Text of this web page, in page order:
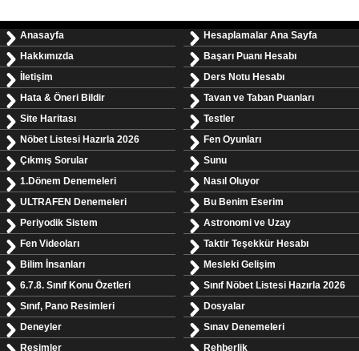
Anasayfa
Hakkımızda
İletişim
Hata & Öneri Bildir
Site Haritası
Nöbet Listesi Hazırla 2026
Çıkmış Sorular
1.Dönem Denemeleri
ULTRAFEN Denemeleri
Periyodik Sistem
Fen Videoları
Bilim İnsanları
6.7.8. Sınıf Konu Özetleri
Sınıf, Pano Resimleri
Deneyler
Resimler
Hesaplamalar Ana Sayfa
Başarı Puanı Hesabı
Ders Notu Hesabı
Tavan ve Taban Puanları
Testler
Fen Oyunları
Sunu
Nasıl Oluyor
Bu Benim Eserim
Astronomi ve Uzay
Taktir Teşekkür Hesabı
Mesleki Gelişim
Sınıf Nöbet Listesi Hazırla 2026
Dosyalar
Sınav Denemeleri
Rehberlik